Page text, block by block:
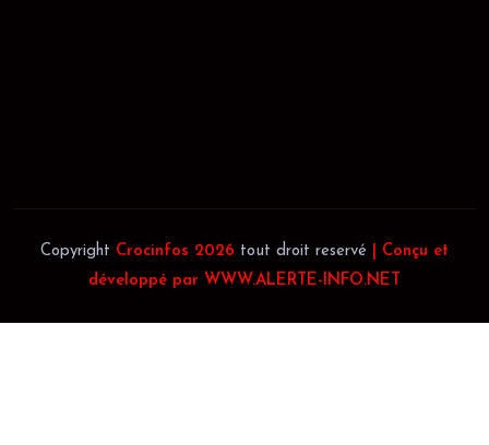
Copyright Crocinfos 2026 tout droit reservé
| Conçu et
développé par WWW.ALERTE-INFO.NET